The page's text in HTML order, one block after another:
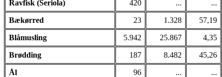
Ravfisk (Seriola) 420 ... ...
Bækørred 23 1.328 57,19
Blåmusling 5.942 25.867 4,35
Brødding 187 8.482 45,26
Ål 96 ... ...